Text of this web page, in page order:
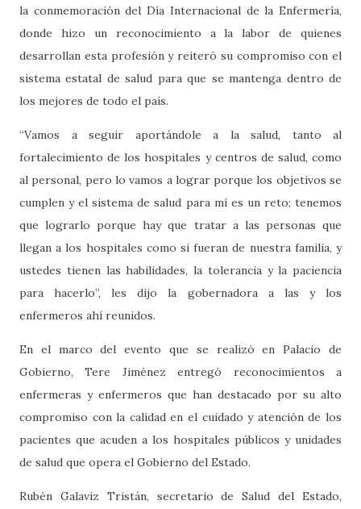
la conmemoración del Día Internacional de la Enfermería,
donde hizo un reconocimiento a la labor de quienes
desarrollan esta profesión y reiteró su compromiso con el
sistema estatal de salud para que se mantenga dentro de
los mejores de todo el país.
“Vamos a seguir aportándole a la salud, tanto al
fortalecimiento de los hospitales y centros de salud, como
al personal, pero lo vamos a lograr porque los objetivos se
cumplen y el sistema de salud para mí es un reto; tenemos
que lograrlo porque hay que tratar a las personas que
llegan a los hospitales como si fueran de nuestra familia, y
ustedes tienen las habilidades, la tolerancia y la paciencia
para hacerlo”, les dijo la gobernadora a las y los
enfermeros ahí reunidos.
En el marco del evento que se realizó en Palacio de
Gobierno, Tere Jiménez entregó reconocimientos a
enfermeras y enfermeros que han destacado por su alto
compromiso con la calidad en el cuidado y atención de los
pacientes que acuden a los hospitales públicos y unidades
de salud que opera el Gobierno del Estado.
Rubén Galaviz Tristán, secretario de Salud del Estado,